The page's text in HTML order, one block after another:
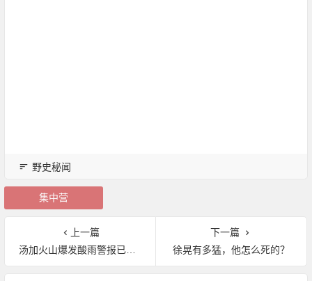
野史秘闻
集中营
上一篇
汤加火山爆发酸雨警报已拉响
下一篇
徐晃有多猛，他怎么死的？